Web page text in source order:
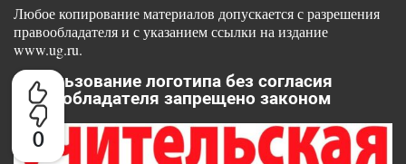
0
Любое копирование материалов допускается с разрешения
правообладателя и с указанием ссылки на издание
www.ug.ru.
Использование логотипа без согласия
правообладателя запрещено законом